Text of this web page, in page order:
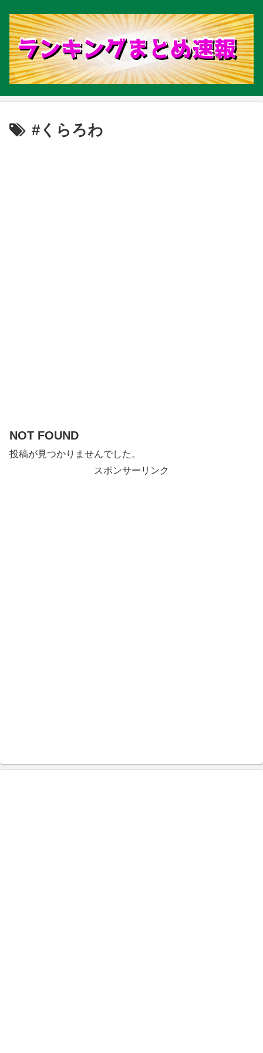
#くらろわ
NOT FOUND
投稿が見つかりませんでした。
スポンサーリンク